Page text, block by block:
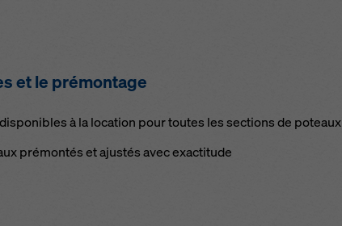
et le prémontage
à la location pour toutes les sections de poteaux
prémontés et ajustés avec exactitude